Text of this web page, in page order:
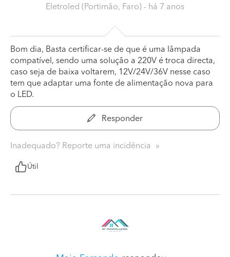
Eletroled (Portimão, Faro) - há 7 anos
Bom dia, Basta certificar-se de que é uma lâmpada
compatível, sendo uma solução a 220V é troca directa,
caso seja de baixa voltarem, 12V/24V/36V nesse caso
tem que adaptar uma fonte de alimentação nova para
o LED.
Responder
Inadequado? Reporte uma incidência
Útil